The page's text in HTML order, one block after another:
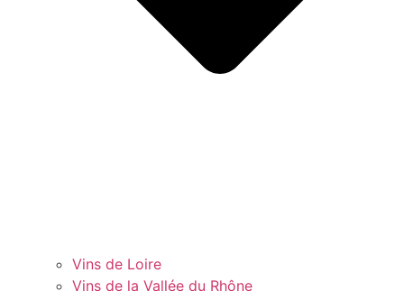
Vins de Loire
Vins de la Vallée du Rhône